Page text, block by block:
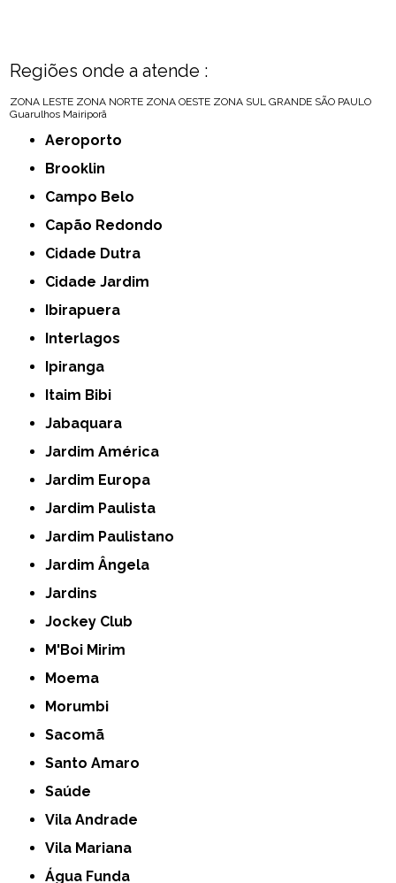
Regiões onde a atende :
ZONA LESTE ZONA NORTE ZONA OESTE ZONA SUL GRANDE SÃO PAULO
Guarulhos Mairiporã
Aeroporto
Brooklin
Campo Belo
Capão Redondo
Cidade Dutra
Cidade Jardim
Ibirapuera
Interlagos
Ipiranga
Itaim Bibi
Jabaquara
Jardim América
Jardim Europa
Jardim Paulista
Jardim Paulistano
Jardim Ângela
Jardins
Jockey Club
M'Boi Mirim
Moema
Morumbi
Sacomã
Santo Amaro
Saúde
Vila Andrade
Vila Mariana
Água Funda